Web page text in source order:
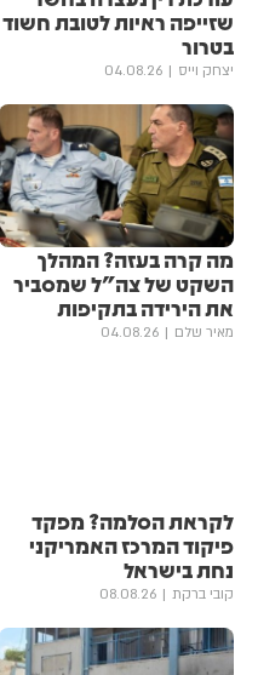
שזייפה ראיות לטובת חשוד
בטרור
יצחק וייס 04.08.26
מה קרה בעזה? המהלך
השקט של צה"ל שמסביר
את הירידה בתקיפות
מאיר שלם 04.08.26
לקראת הסלמה? מפקד
פיקוד המרכז האמריקני
נחת בישראל
קובי ברקת 08.08.26